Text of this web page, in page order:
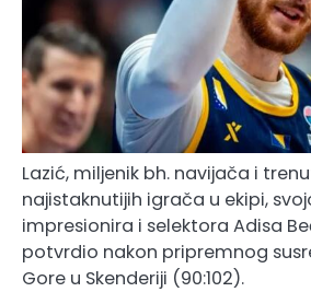
Lazić, miljenik bh. navijača i
najistaknutijih igrača u ekipi,
impresionira i selektora Adisa
potvrdio nakon pripremnog
Gore u Skenderiji (90:102).